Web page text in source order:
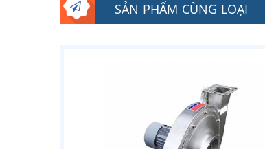
SẢN PHẨM CÙNG LOẠI